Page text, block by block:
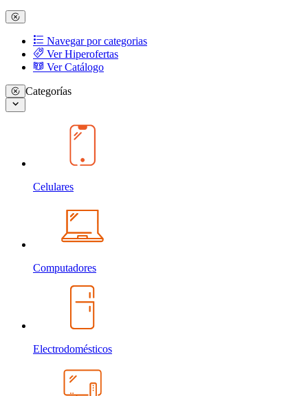
Navegar por categorias
Ver Hiperofertas
Ver Catálogo
Categorías
Celulares
Computadores
Electrodomésticos